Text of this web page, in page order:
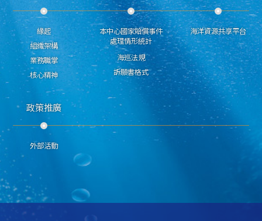
緣起
組織架構
業務職掌
核心精神
本中心國家賠償事件
處理情形統計
海巡法規
訴願書格式
海洋資源共享平台
政策推廣
外部活動